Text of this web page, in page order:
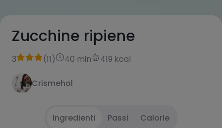
Zucchine ripiene
3 (11) 40 min 419 kcal
Crismehol
Ingredienti Passi Calorie